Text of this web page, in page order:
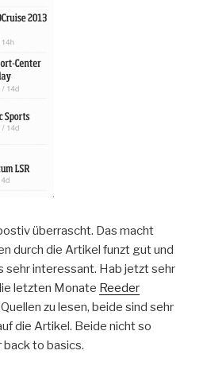
überrascht. Das macht
durch die Artikel funzt gut und
sehr interessant. Hab jetzt sehr
letzten Monate Reeder
zu lesen, beide sind sehr
die Artikel. Beide nicht so
back to basics.